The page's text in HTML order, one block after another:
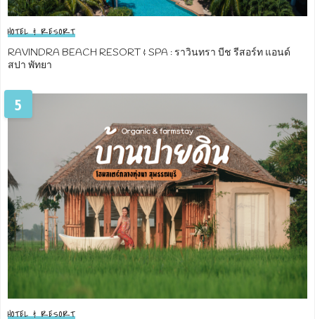
HOTEL & RESORT
RAVINDRA BEACH RESORT & SPA : ราวินทรา บีช รีสอร์ท แอนด์
สปา พัทยา
5
HOTEL & RESORT